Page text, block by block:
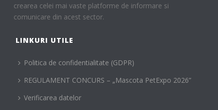
crearea celei mai vaste platforme de informare si
comunicare din acest sector.
LINKURI UTILE
Politica de confidentialitate (GDPR)
REGULAMENT CONCURS – „Mascota PetExpo 2026”
Verificarea datelor